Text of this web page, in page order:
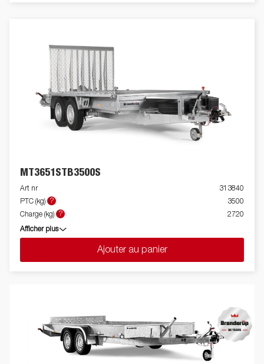
MT3651STB3500S
Art nr
313840
PTC (kg)
?
3500
Charge (kg)
? 2720
Afficher plus
Ajouter au panier